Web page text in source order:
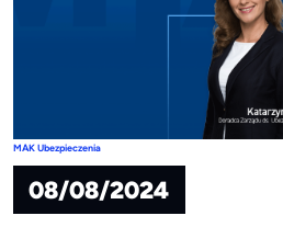
MAK Ubezpieczenia
08/08/2024